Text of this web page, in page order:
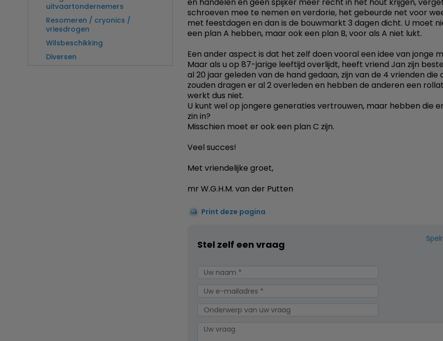
uitvaartondernemers
Resomeren / cryonics /
vriesdrogen
Wilsbeschikking
Diversen
en handelen en geen spijker meer recht in het hout krijgen,
schroeven mee te nemen en verdorie, het gebeurde net voor
met feestdagen en dan is de bouwmarkt 3 dagen dicht. U moet
een plan A hebben, maar ook een plan B, voor als A niet lukt.
Een ander aspect is dat het zelf doen vooral een idee van jonge
Maar als u op 87-jarige leeftijd overlijdt, heeft vriend Jan zijn
al 20 jaar geleden van de hand gedaan, zijn van de 4 vrienden die
zouden dragen er al 2 overleden en hebben de anderen een
werkt dus niet.
U kunt wel op jongere generaties vertrouwen, maar hebben die
zin in?
Misschien moet er ook een plan C zijn.
Veel succes!
Met vriendelijke groet,
mr W.G.H.M. van der Putten
Print deze pagina
Stel zelf een vraag